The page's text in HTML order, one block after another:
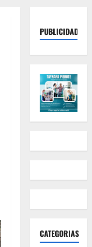
PUBLICIDADE
CATEGORIAS